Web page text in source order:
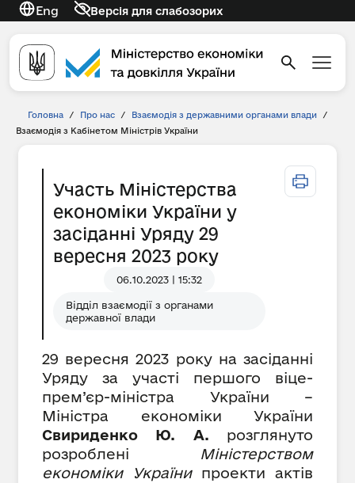
Eng Версія для слабозорих
Головна / Про нас / Взаємодія з державними органами влади
/
Взаємодія з Кабінетом Міністрів України
Участь Міністерства
економіки України у
засіданні Уряду 29
вересня 2023 року
06.10.2023 | 15:32
Відділ взаємодії з органами
державної влади
29 вересня 2023 року на засіданні
Уряду за участі першого віце-
прем’єр-міністра України –
Міністра економіки України
Свириденко Ю. А.
розглянуто
розроблені Міністерством
економіки Українипроекти актів